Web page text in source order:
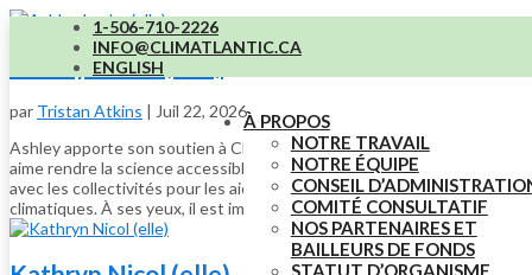
1-506-710-2226
INFO@CLIMATLANTIC.CA
ENGLISH
À PROPOS
NOTRE TRAVAIL
NOTRE ÉQUIPE
CONSEIL
COMITÉ CONSULTATIF
NOS PARTENAIRES ET
BAILLEURS DE FONDS
STATUT D’ORGANISME
Ashley Locke (elle)
par Tristan Atkins | Juil 22, 2026
Ashley apporte son soutien à CLIMAtlantic de diverses façons. Elle
aime rendre la science accessible et stimulante tout en travaillant
avec les collectivités pour les aider à s’adapter aux changements
climatiques. À ses yeux, il est important d’allier la science...